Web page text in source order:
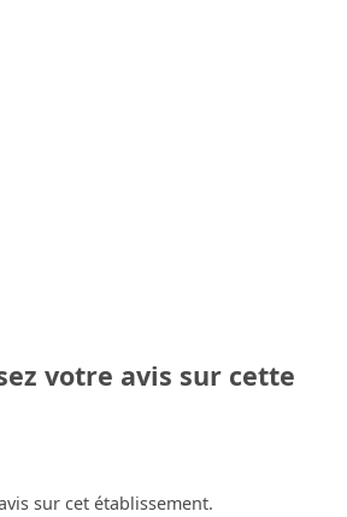
votre avis sur cette
sur cet établissement.